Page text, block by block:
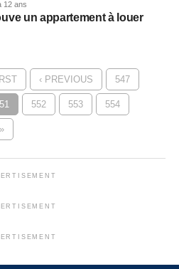
12 ans
un appartement à louer
‹ PREVIOUS 547
552 553 554